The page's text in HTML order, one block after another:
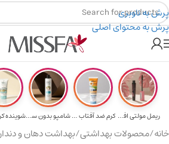
پرش به ناوبری
پرش به محتوای اصلی
هدیه برای خرید های بالای ۵ میلیون تومن
ریمل مولتی افکت... کرم ضد آفتاب حا... شامپو بدون سولف...
خانه/محصولات بهداشتی/بهداشت دهان و